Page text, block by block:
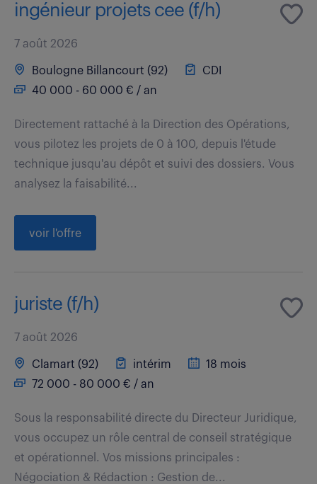
ingénieur projets cee (f/h)
7 août 2026
Boulogne Billancourt (92)
CDI
40 000 - 60 000 € / an
Directement rattaché à la Direction des Opérations,
vous pilotez les projets de 0 à 100, depuis l'étude
technique jusqu'au dépôt et suivi des dossiers. Vous
analysez la faisabilité...
voir l'offre
juriste (f/h)
7 août 2026
Clamart (92) intérim
18 mois
72 000 - 80 000 € / an
Sous la responsabilité directe du Directeur Juridique,
vous occupez un rôle central de conseil stratégique
et opérationnel. Vos missions principales :
Négociation & Rédaction : Gestion de...